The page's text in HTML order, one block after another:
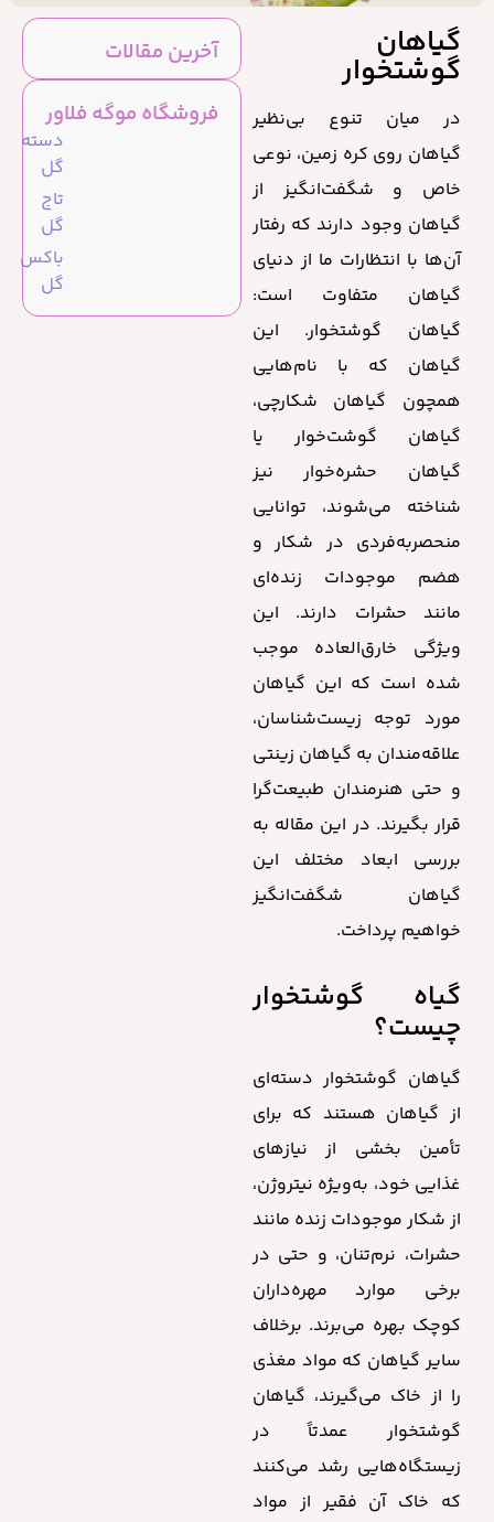
گیاهان
گوشتخوار
در میان تنوع بی‌نظیر
گیاهان روی کره زمین، نوعی
خاص و شگفت‌انگیز از
گیاهان وجود دارند که رفتار
آن‌ها با انتظارات ما از دنیای
گیاهان متفاوت است:
گیاهان گوشتخوار. این
گیاهان که با نام‌هایی
همچون گیاهان شکارچی،
گیاهان گوشت‌خوار یا
گیاهان حشره‌خوار نیز
شناخته می‌شوند، توانایی
منحصربه‌فردی در شکار و
هضم موجودات زنده‌ای
مانند حشرات دارند. این
ویژگی خارق‌العاده موجب
شده است که این گیاهان
مورد توجه زیست‌شناسان،
علاقه‌مندان به گیاهان زینتی
و حتی هنرمندان طبیعت‌گرا
قرار بگیرند. در این مقاله به
بررسی ابعاد مختلف این
گیاهان شگفت‌انگیز
خواهیم پرداخت.
گیاه گوشتخوار
چیست؟
گیاهان گوشتخوار دسته‌ای
از گیاهان هستند که برای
تأمین بخشی از نیازهای
غذایی خود، به‌ویژه نیتروژن،
از شکار موجودات زنده مانند
حشرات، نرم‌تنان، و حتی در
برخی موارد مهره‌داران
کوچک بهره می‌برند. برخلاف
سایر گیاهان که مواد مغذی
را از خاک می‌گیرند، گیاهان
گوشتخوار عمدتاً در
زیستگاه‌هایی رشد می‌کنند
که خاک آن فقیر از مواد
آخرین مقالات
فروشگاه موگه فلاور
دسته
گل
تاج
گل
باکس
گل